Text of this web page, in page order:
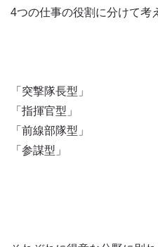
4つの仕事の役割に分けて考
「突撃隊長型」
「指揮官型」
「前線部隊型」
「参謀型」